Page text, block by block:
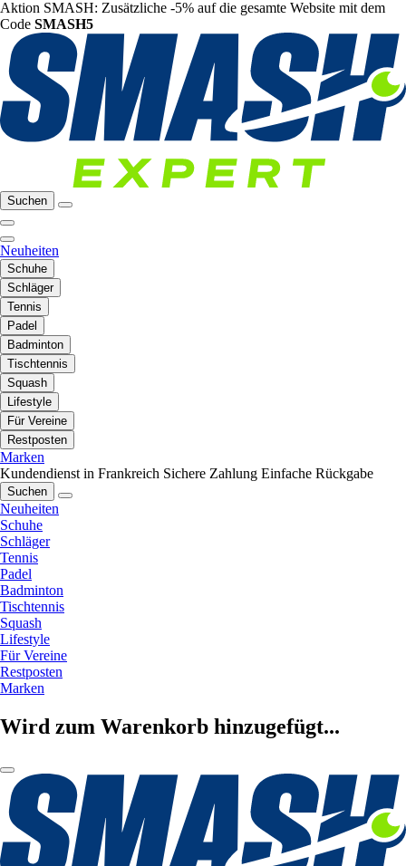
Aktion SMASH: Zusätzliche -5% auf die gesamte Website mit dem
Code SMASH5
Suchen
Neuheiten
Schuhe
Schläger
Tennis
Padel
Badminton
Tischtennis
Squash
Lifestyle
Für Vereine
Restposten
Marken
Kundendienst in Frankreich Sichere Zahlung Einfache Rückgabe
Suchen
Neuheiten
Schuhe
Schläger
Tennis
Padel
Badminton
Tischtennis
Squash
Lifestyle
Für Vereine
Restposten
Marken
Wird zum Warenkorb hinzugefügt...